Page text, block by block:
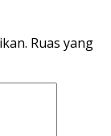
Ruas yang